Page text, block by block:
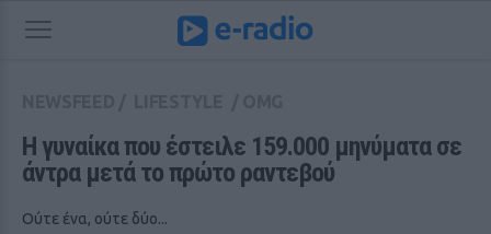
H γυναίκα που έστειλε 159.000 μηνύματα σε
άντρα μετά το πρώτο ραντεβού
Ούτε ένα, ούτε δύο...